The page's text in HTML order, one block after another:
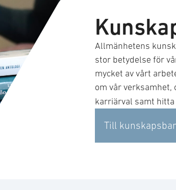
Allmänhetens
stor betydelse för
mycket av vårt
om vår verksamhet,
karriärval samt
Till